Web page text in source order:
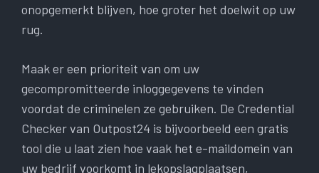
onopgemerkt blijven, hoe groter het doelwit op uw
rug.
Maak er een prioriteit van om uw
gecompromitteerde inloggegevens te vinden
voordat de criminelen ze gebruiken. De Credential
Checker van Outpost24 is bijvoorbeeld een gratis
tool die u laat zien hoe vaak het e-maildomein van
uw bedrijf voorkomt in lekopslagplaatsen,